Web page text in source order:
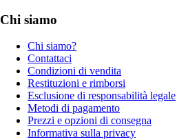
Chi siamo
Chi siamo?
Contattaci
Condizioni di vendita
Restituzioni e rimborsi
Esclusione di responsabilità legale
Metodi di pagamento
Prezzi e opzioni di consegna
Informativa sulla privacy